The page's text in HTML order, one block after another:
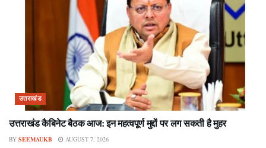
उत्तराखंड
उत्तराखंड कैबिनेट बैठक आज: इन महत्वपूर्ण मुद्दों पर लग सकती है मुहर
BY SEEMAUKB AUGUST 7, 2026